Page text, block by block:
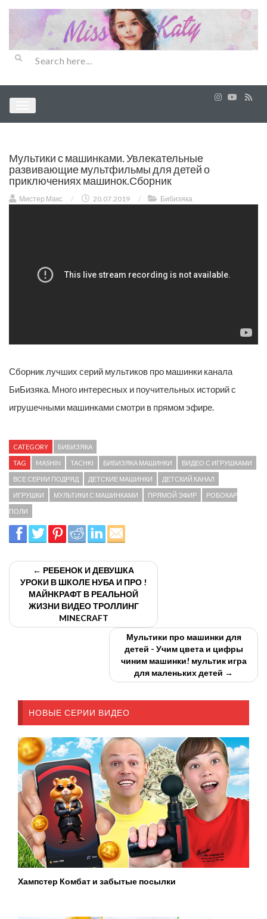
Мультики с машинками. Увлекательные
развивающие мультфильмы для детей о
приключениях машинок.Сборник
Мистер Макс / 20.07.2019 / Бибизяка
Сборник лучших серий мультиков про машинки канала
БиБизяка. Много интересных и поучительных историй с
игрушечными машинками смотри в прямом эфире.
CATEGORY БИБИЗЯКА
TAG MASHIN TACHKI БИБИЗЯКА МАШИНКИ ВИДЕО С ИГРУШКАМИ
ВСЕ СЕРИИ ПОДРЯД ДЕТСКИЕ МАШИНКИ ДЕТСКИЙ КАНАЛ
ИГРУШКИ МУЛЬТИКИ С МАШИНКАМИ ПРЯМОЙ ЭФИР РОБОКАР
ПОЛИ
← РЕБЕНОК И ДЕВУШКА
УРОКИ В ШКОЛЕ НУБА И ПРО !
МАЙНКРАФТ В РЕАЛЬНОЙ
ЖИЗНИ ВИДЕО ТРОЛЛИНГ
MINECRAFT
Мультики про машинки для
детей - Учим цвета и цифры
чиним машинки! мультик игра
для маленьких детей →
НОВЫЕ СЕРИИ ВИДЕО
Хампстер Комбат и забытые посылки